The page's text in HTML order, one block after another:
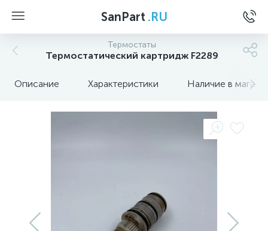
SanPart .RU
Термостаты
Термостатический картридж F2289
Описание Характеристики Наличие в